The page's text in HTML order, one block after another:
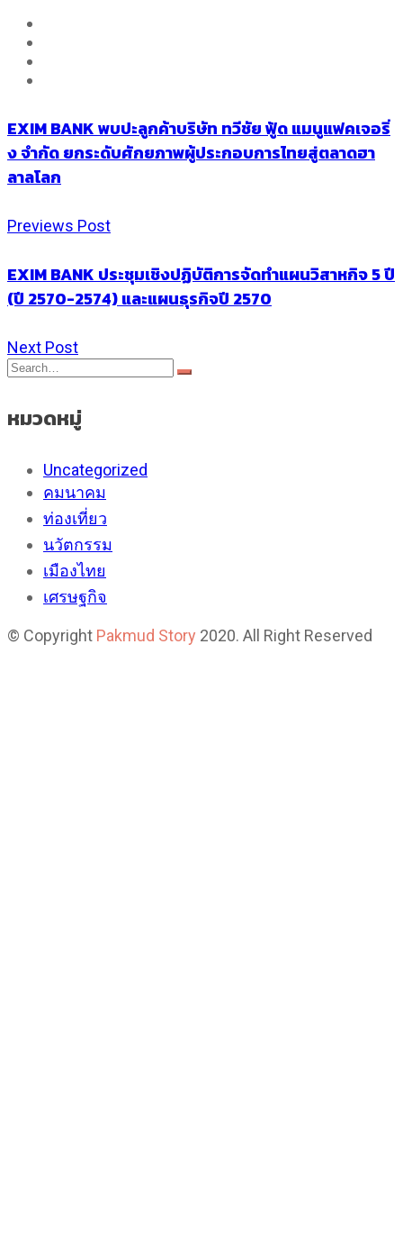
EXIM BANK พบปะลูกค้าบริษัท ทวีชัย ฟู้ด แมนูแฟคเจอริ่
ง จำกัด ยกระดับศักยภาพผู้ประกอบการไทยสู่ตลาดฮา
ลาลโลก
Previews Post
EXIM BANK ประชุมเชิงปฏิบัติการจัดทำแผนวิสาหกิจ 5 ปี
(ปี 2570-2574) และแผนธุรกิจปี 2570
Next Post
หมวดหมู่
Uncategorized
คมนาคม
ท่องเที่ยว
นวัตกรรม
เมืองไทย
เศรษฐกิจ
© Copyright Pakmud Story 2020. All Right Reserved